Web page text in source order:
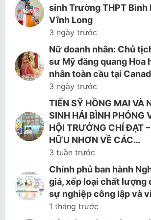
sinh Trường THPT
Vĩnh Long
3 ngày trước
Nữ doanh nhân: Chủ
sư Mỹ đăng quang Hoa
nhân toàn cầu tại
3 ngày trước
TIẾN SỸ HỒNG MAI VÀ
SINH HẢI BÌNH PHỎNG
HỘI TRƯỞNG CHÍ ĐẠT
HỮU NHƠN VỀ CÁC…
3 tuần trước
Chính phủ ban hành
giá, xếp loại chất lượng
sự nghiệp công lập và
1 tháng trước